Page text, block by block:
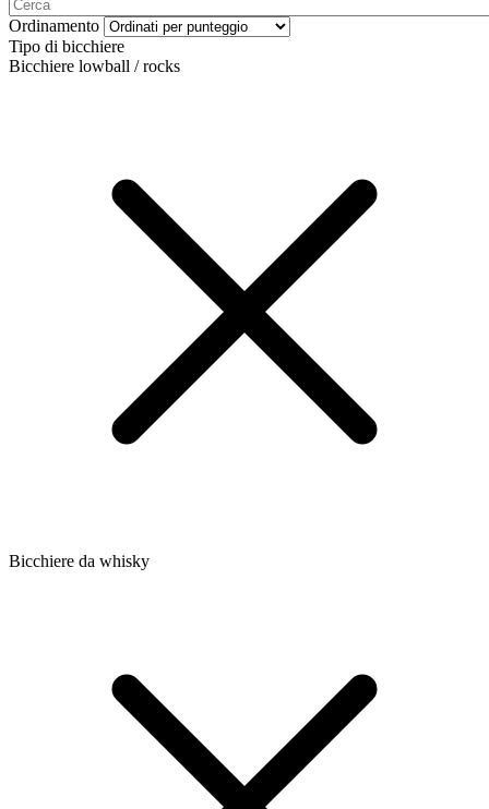
Ordinamento
Tipo di bicchiere
Bicchiere lowball / rocks
Bicchiere da whisky